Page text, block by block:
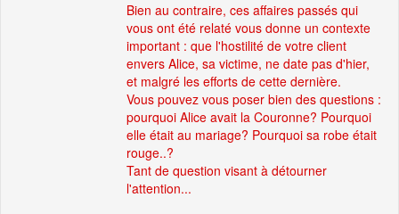
Bien au contraire, ces affaires passés qui
vous ont été relaté vous donne un contexte
important : que l'hostilité de votre client
envers Alice, sa victime, ne date pas d'hier,
et malgré les efforts de cette dernière.
Vous pouvez vous poser bien des questions :
pourquoi Alice avait la Couronne? Pourquoi
elle était au mariage? Pourquoi sa robe était
rouge..?
Tant de question visant à détourner
l'attention...